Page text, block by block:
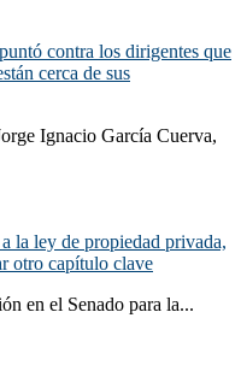
contra los dirigentes que
cerca de sus
Ignacio García Cuerva,
la ley de propiedad privada,
otro capítulo clave
en el Senado para la...